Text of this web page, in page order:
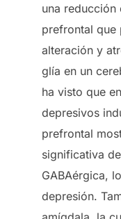
una reducción
prefrontal que
alteración y
glía en un
ha visto que
depresivos
prefrontal
significativa
GABAérgica,
depresión.